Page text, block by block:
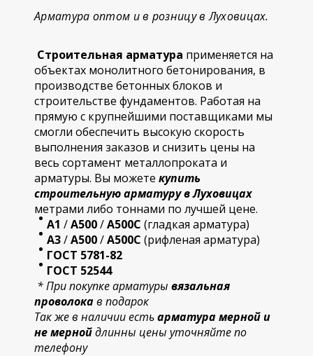
Арматура оптом и в розницу в Луховицах.
Строительная арматура применяется на
объектах монолитного бетонирования, в
производстве бетонных блоков и
строительстве фундаментов. Работая на
прямую с крупнейшими поставщиками мы
смогли обеспечить высокую скорость
выполнения заказов и снизить цены на
весь сортамент металлопроката и
арматуры. Вы можете купить
строительнуюарматуру в Луховицах
метрами либо тоннами по лучшей цене.
А1 /А500/А500С (гладкая арматура)
А3/А500/А500С (рифленая арматура)
ГОСТ 5781-82
ГОСТ 52544
* При покупке арматуры вязальная
проволокав подарок
Так же в наличии естьарматура мерной и
не мернойдлинны цены уточняйте по
телефону